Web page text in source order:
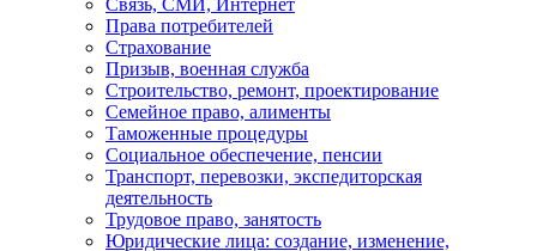
Связь, СМИ, Интернет
Права потребителей
Страхование
Призыв, военная служба
Строительство, ремонт, проектирование
Семейное право, алименты
Таможенные процедуры
Социальное обеспечение, пенсии
Транспорт, перевозки, экспедиторская
деятельность
Трудовое право, занятость
Юридические лица: создание, изменение,